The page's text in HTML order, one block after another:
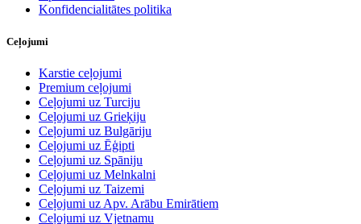
Konfidencialitātes politika
Ceļojumi
Karstie ceļojumi
Premium ceļojumi
Ceļojumi uz Turciju
Ceļojumi uz Grieķiju
Ceļojumi uz Bulgāriju
Ceļojumi uz Ēģipti
Ceļojumi uz Spāniju
Ceļojumi uz Melnkalni
Ceļojumi uz Taizemi
Ceļojumi uz Apv. Arābu Emirātiem
Ceļojumi uz Vjetnamu